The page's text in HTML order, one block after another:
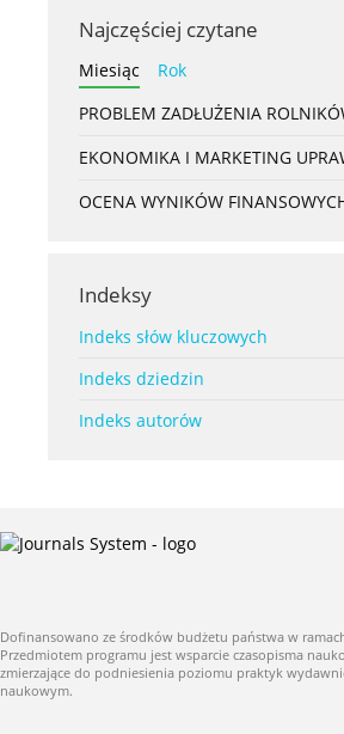
Najczęściej czytane
Miesiąc
Rok
PROBLEM ZADŁUŻENIA
EKONOMIKA I MARKETING
OCENA WYNIKÓW
Indeksy
Indeks słów kluczowych
Indeks dziedzin
Indeks autorów
Dofinansowano ze środków budżetu państwa w
Przedmiotem programu jest wsparcie czasopisma
zmierzające do podniesienia poziomu praktyk
naukowym.